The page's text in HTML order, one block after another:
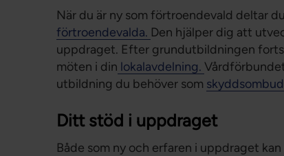
När du är ny som förtroendevald deltar
förtroendevalda. Den hjälper dig att
uppdraget. Efter grundutbildningen
möten i din lokalavdelning.
utbildning du behöver som skyddsombud
Ditt stöd i uppdraget
Både som ny och erfaren i uppdraget